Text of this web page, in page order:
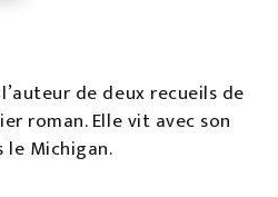
de deux recueils de
roman. Elle vit avec son
le Michigan.